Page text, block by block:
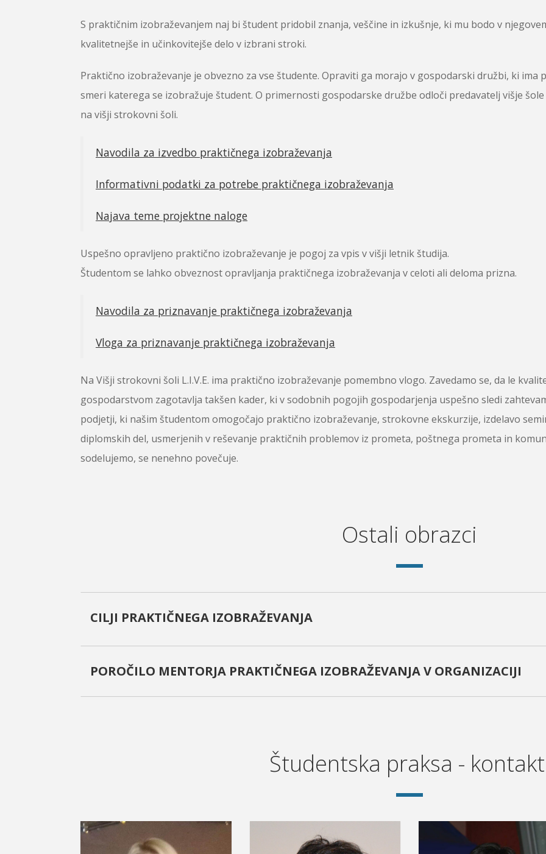
S praktičnim izobraževanjem naj bi študent pridobil znanja, veščine in izkušnje, ki mu bodo v
kvalitetnejše in učinkovitejše delo v izbrani stroki.
Praktično izobraževanje je obvezno za vse študente. Opraviti ga morajo v gospodarski družbi, ki
smeri katerega se izobražuje študent. O primernosti gospodarske družbe odloči predavatelj višje
na višji strokovni šoli.
Navodila za izvedbo praktičnega izobraževanja
Informativni podatki za potrebe praktičnega izobraževanja
Najava teme projektne naloge
Uspešno opravljeno praktično izobraževanje je pogoj za vpis v višji letnik študija.
Študentom se lahko obveznost opravljanja praktičnega izobraževanja v celoti ali deloma prizna.
Navodila za priznavanje praktičnega izobraževanja
Vloga za priznavanje praktičnega izobraževanja
Na Višji strokovni šoli L.I.V.E. ima praktično izobraževanje pomembno vlogo. Zavedamo se, da le
gospodarstvom zagotavlja takšen kader, ki v sodobnih pogojih gospodarjenja uspešno sledi
podjetji, ki našim študentom omogočajo praktično izobraževanje, strokovne ekskurzije, izdelavo
diplomskih del, usmerjenih v reševanje praktičnih problemov iz prometa, poštnega prometa in
sodelujemo, se nenehno povečuje.
Ostali obrazci
CILJI PRAKTIČNEGA IZOBRAŽEVANJA
POROČILO MENTORJA PRAKTIČNEGA IZOBRAŽEVANJA V ORGANIZACIJI
Študentska praksa -